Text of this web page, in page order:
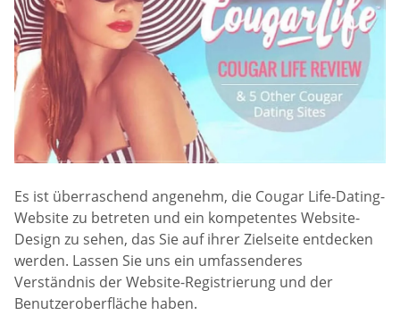
Es ist überraschend angenehm, die Cougar Life-Dating-
Website zu betreten und ein kompetentes Website-
Design zu sehen, das Sie auf ihrer Zielseite entdecken
werden. Lassen Sie uns ein umfassenderes
Verständnis der Website-Registrierung und der
Benutzeroberfläche haben.